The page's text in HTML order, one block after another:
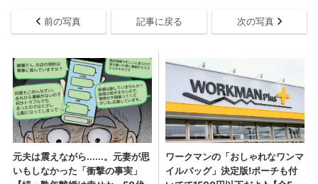
前の写真 記事に戻る 次の写真